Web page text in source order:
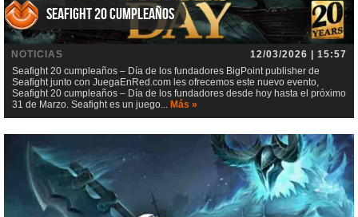
Seafight 20 cumpleaños
NOTICIAS
12/03/2026 | 15:57
Seafight 20 cumpleaños – Día de los fundadores BigPoint publisher de
Seafight junto con JuegaEnRed.com les ofrecemos este nuevo evento,
Seafight 20 cumpleaños – Día de los fundadores desde hoy hasta el próximo
31 de Marzo. Seafight es un juego... Más »